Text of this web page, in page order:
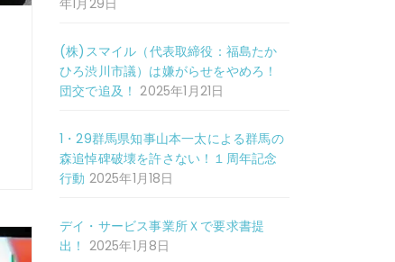
年1月29日
(株)スマイル（代表取締役：福島たか
ひろ渋川市議）は嫌がらせをやめろ！
団交で追及！ 2025年1月21日
1・29群馬県知事山本一太による群馬の
森追悼碑破壊を許さない！１周年記念
行動 2025年1月18日
デイ・サービス事業所Ｘで要求書提
出！ 2025年1月8日